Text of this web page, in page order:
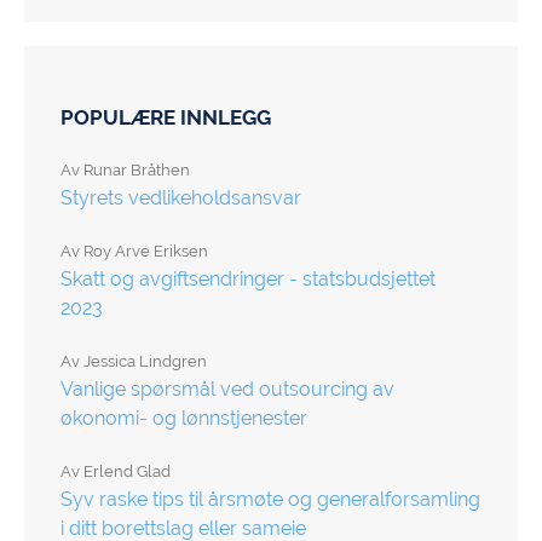
POPULÆRE INNLEGG
Styrets vedlikeholdsansvar
Av Runar Bråthen
Skatt og avgiftsendringer - statsbudsjettet
2023
Av Roy Arve Eriksen
Vanlige spørsmål ved outsourcing av
økonomi- og lønnstjenester
Av Jessica Lindgren
Syv raske tips til årsmøte og generalforsamling
i ditt borettslag eller sameie
Av Erlend Glad